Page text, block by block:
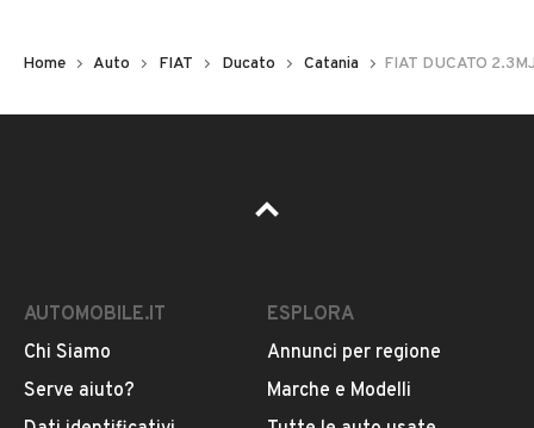
Pubblicità
Home Auto FIAT Ducato Catania FIAT DUCATO
AUTOMOBILE.IT
Chi Siamo
Serve aiuto?
ESPLORA
Annunci per regione
Marche e Modelli